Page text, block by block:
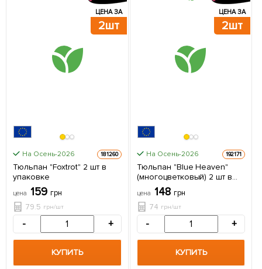
ЦЕНА ЗА
2шт
На Осень-2026 181260
Тюльпан "Foxtrot" 2 шт в
упаковке
цена 159 грн
79.5 грн/шт
- +
КУПИТЬ
ЦЕНА ЗА
2шт
На Осень-2026 192171
Тюльпан "Blue Heaven"
(многоцветковый) 2 шт в
упаковке
цена 148 грн
74 грн/шт
- +
КУПИТЬ